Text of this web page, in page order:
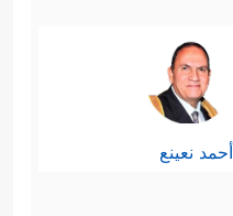
أحمد نعينع